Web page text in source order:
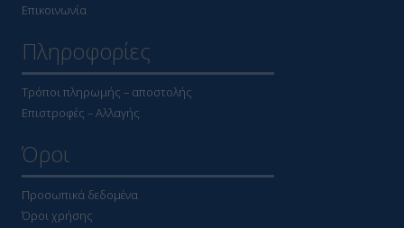
Επικοινωνία
Πληροφορίες
Τρόποι πληρωμής – αποστολής
Επιστροφές – Αλλαγής
Όροι
Προσωπικά δεδομένα
Όροι χρήσης